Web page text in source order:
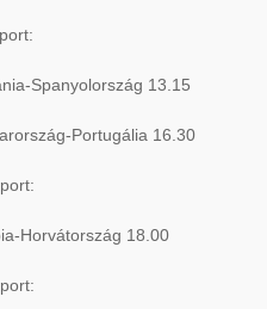
Spanyolország 13.15
Portugália 16.30
Horvátország 18.00